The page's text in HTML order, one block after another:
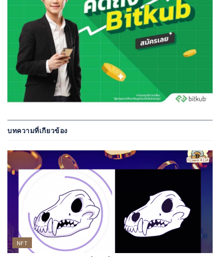
บทความที่เกียวข้อง
NFT